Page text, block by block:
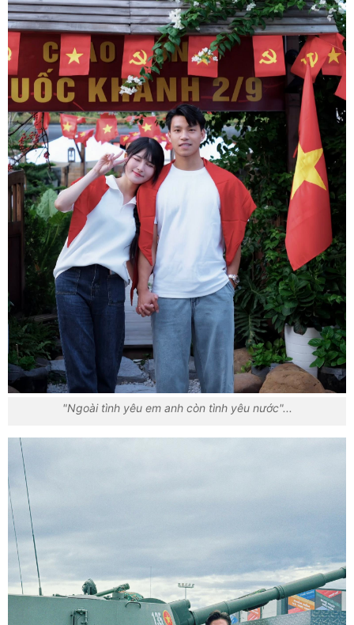
"Ngoài tình yêu em anh còn tình yêu nước"...